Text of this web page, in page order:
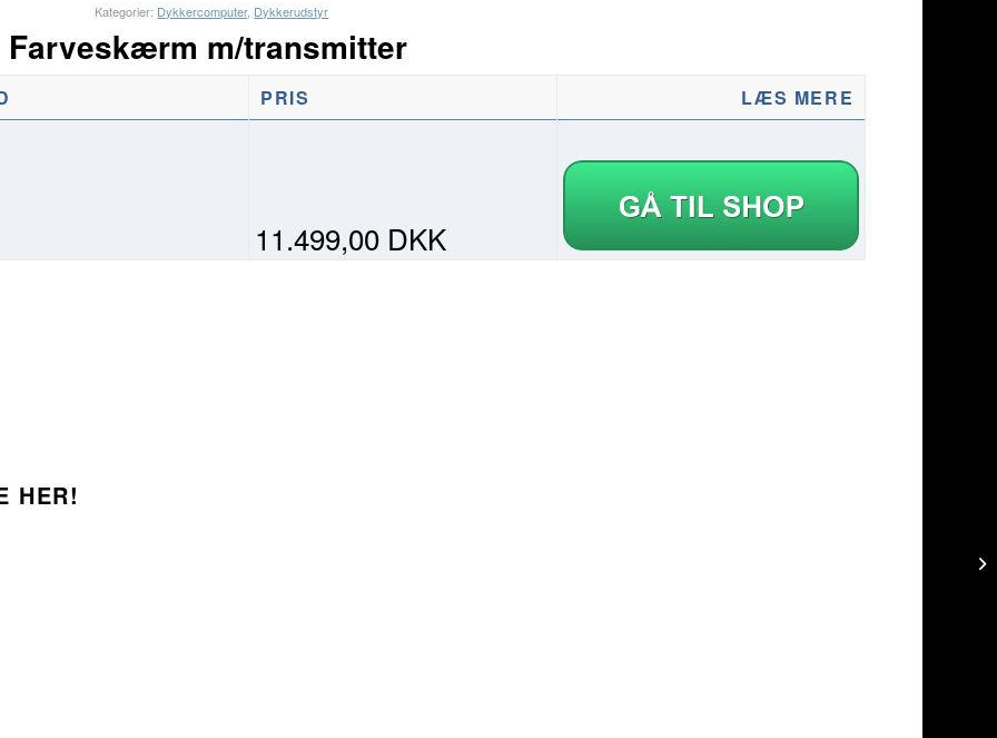
Kategorier: Dykkercomputer, Dykkerudstyr
Farveskærm m/transmitter
PRIS LÆS MERE
11.499,00 DKK
HER!